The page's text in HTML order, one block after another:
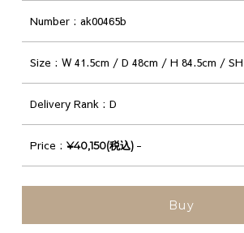
Number ak00465b
Size W 41.5cm / D 48cm / H 84.5cm /
Delivery Rank D
Price ¥40,150(税込) -
Buy